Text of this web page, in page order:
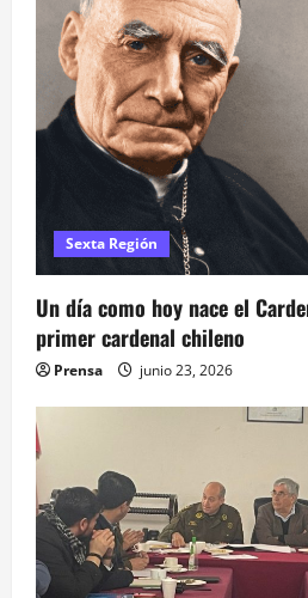
d
n
t
r
a
d
a
s
Sexta Región
Un día como hoy nace el
primer cardenal chileno
Prensa junio 23, 2026